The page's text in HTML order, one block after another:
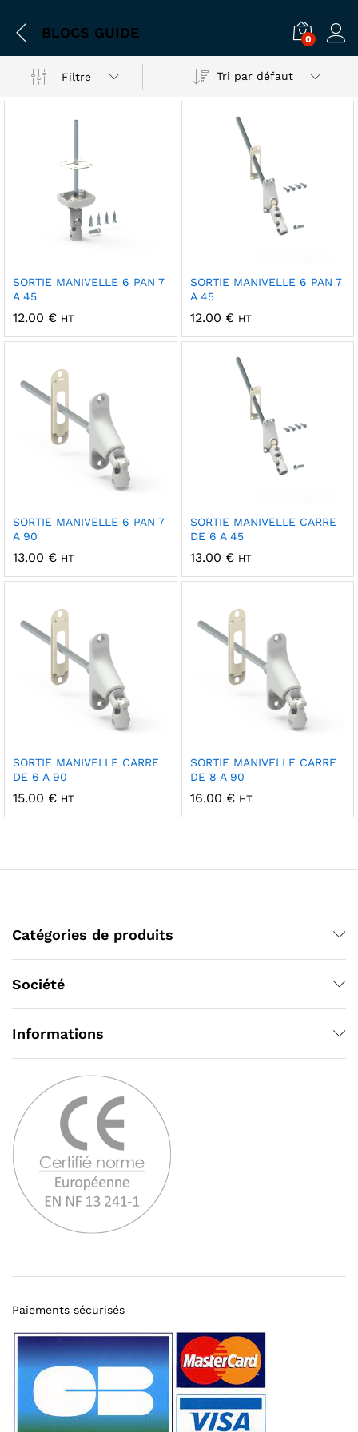
BLOCS GUIDE 0
Filtre Tri par défaut
SORTIE MANIVELLE 6 PAN 7
A 45
12.00 € HT
SORTIE MANIVELLE 6 PAN 7
A 45
12.00 € HT
SORTIE MANIVELLE 6 PAN 7
A 90
13.00 € HT
SORTIE MANIVELLE CARRE
DE 6 A 45
13.00 € HT
SORTIE MANIVELLE CARRE
DE 6 A 90
15.00 € HT
SORTIE MANIVELLE CARRE
DE 8 A 90
16.00 € HT
Catégories de produits
Société
Informations
Paiements sécurisés